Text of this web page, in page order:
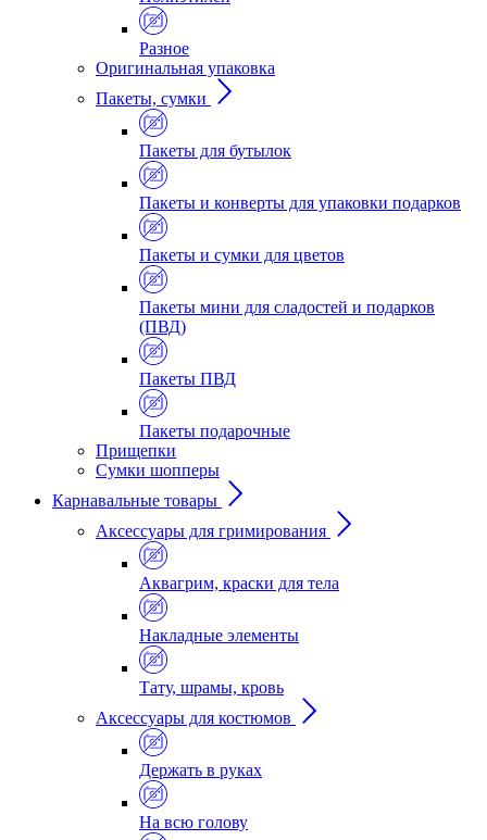
Разное
Оригинальная упаковка
Пакеты, сумки
Пакеты для бутылок
Пакеты и конверты для упаковки подарков
Пакеты и сумки для цветов
Пакеты мини для сладостей и подарков
(ПВД)
Пакеты ПВД
Пакеты подарочные
Прищепки
Сумки шопперы
Карнавальные товары
Аксессуары для гримирования
Аквагрим, краски для тела
Накладные элементы
Тату, шрамы, кровь
Аксессуары для костюмов
Держать в руках
На всю голову